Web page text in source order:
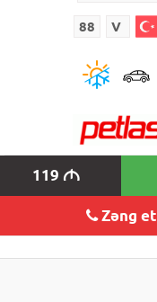
88 V
119 M
Zəng et